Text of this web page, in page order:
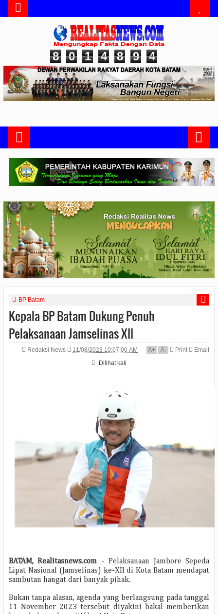
8 0 1 4 8 9 4
BP Batam
Kepala BP Batam Dukung Penuh
Pelaksanaan Jamselinas XII
Redaksi News 11/08/2023 10:07:00 AM A+ A- Print
Email
Dilihat kali
BATAM, Realitasnews.com - Pelaksanaan Jambore Sepeda
Lipat Nasional (Jamselinas) ke-XII di Kota Batam mendapat
sambutan hangat dari banyak pihak.
Bukan tanpa alasan, agenda yang berlangsung pada tanggal
11 November 2023 tersebut diyakini bakal memberikan